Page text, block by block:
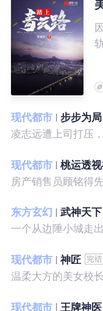
现代都市
步步为局
现代都市
桃运透
东方玄幻
武神天下
现代都市
神匠
现代都市
王牌神医